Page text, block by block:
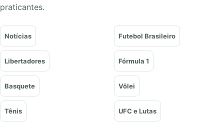
praticantes.
Notícias Futebol Brasileiro
Libertadores Fórmula 1
Basquete Vôlei
Tênis UFC e Lutas